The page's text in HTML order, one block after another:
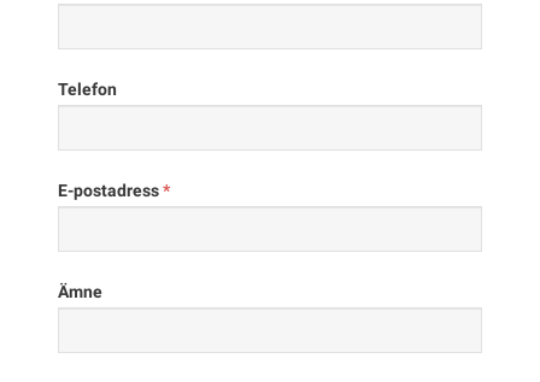
Telefon
E-postadress*
Ämne